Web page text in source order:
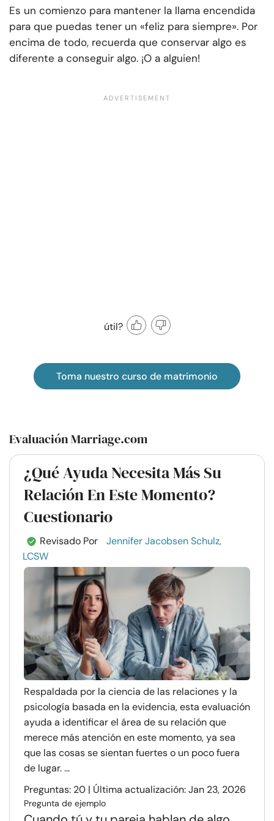
Es un comienzo para mantener la llama encendida
para que puedas tener un «feliz para siempre». Por
encima de todo, recuerda que conservar algo es
diferente a conseguir algo. ¡O a alguien!
útil?
Toma nuestro curso de matrimonio
Evaluación Marriage.com
¿Qué Ayuda Necesita Más Su
Relación En Este Momento?
Cuestionario
Revisado Por
Jennifer Jacobsen Schulz,
LCSW
Respaldada por la ciencia de las relaciones y la
psicología basada en la evidencia, esta evaluación
ayuda a identificar el área de su relación que
merece más atención en este momento, ya sea
que las cosas se sientan fuertes o un poco fuera
de lugar. ...
Preguntas: 20 | Última actualización: Jan 23, 2026
Pregunta de ejemplo